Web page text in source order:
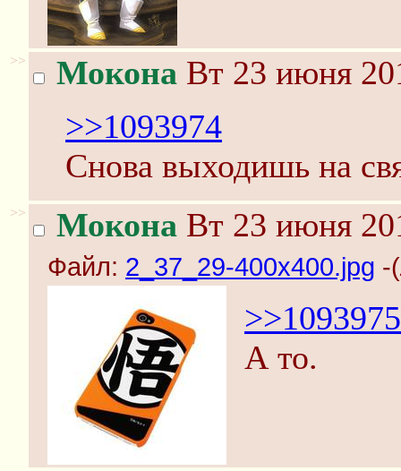
>> Мокона Вт 23 июня
>>1093974
Снова выходишь на
>> Мокона Вт 23 июня
Файл: 2_37_29-400x400.jpg -(
>>1093975
А то.